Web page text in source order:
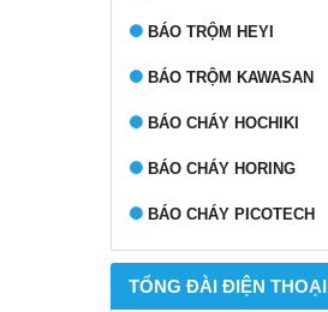
BÁO TRỘM HEYI
BÁO TRỘM KAWASAN
BÁO CHÁY HOCHIKI
BÁO CHÁY HORING
BÁO CHÁY PICOTECH
TỔNG ĐÀI ĐIỆN THOẠI